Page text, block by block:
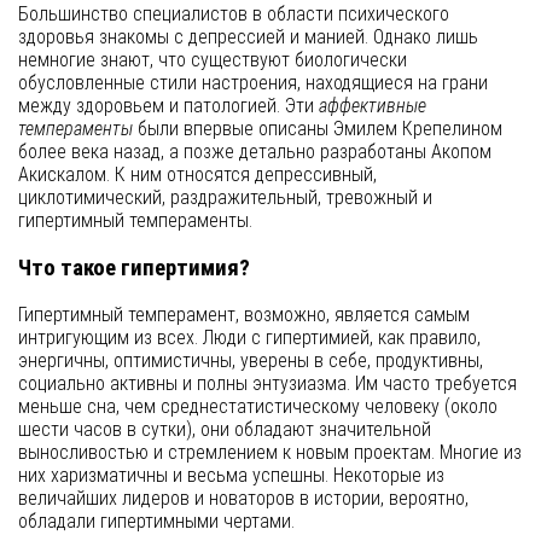
Большинство специалистов в области психического
здоровья знакомы с депрессией и манией. Однако лишь
немногие знают, что существуют биологически
обусловленные стили настроения, находящиеся на грани
между здоровьем и патологией. Эти аффективные
темпераменты были впервые описаны Эмилем Крепелином
более века назад, а позже детально разработаны Акопом
Акискалом. К ним относятся депрессивный,
циклотимический, раздражительный, тревожный и
гипертимный темпераменты.
Что такое гипертимия?
Гипертимный темперамент, возможно, является самым
интригующим из всех. Люди с гипертимией, как правило,
энергичны, оптимистичны, уверены в себе, продуктивны,
социально активны и полны энтузиазма. Им часто требуется
меньше сна, чем среднестатистическому человеку (около
шести часов в сутки), они обладают значительной
выносливостью и стремлением к новым проектам. Многие из
них харизматичны и весьма успешны. Некоторые из
величайших лидеров и новаторов в истории, вероятно,
обладали гипертимными чертами.